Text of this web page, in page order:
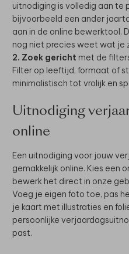
uitnodiging is volledig aan te
bijvoorbeeld een ander
aan in de online bewerktool.
nog niet precies weet wat je
2. Zoek gericht met de
Filter op leeftijd, formaat of
minimalistisch tot vrolijk en
Uitnodiging
online
Een uitnodiging voor jouw
gemakkelijk online. Kies een
bewerk het direct in onze
Voeg je eigen foto toe, pas
je kaart met illustraties en
persoonlijke
past.